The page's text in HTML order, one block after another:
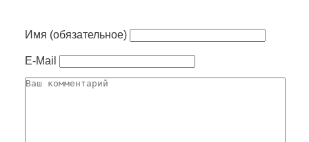
Имя (обязательное)
E-Mail